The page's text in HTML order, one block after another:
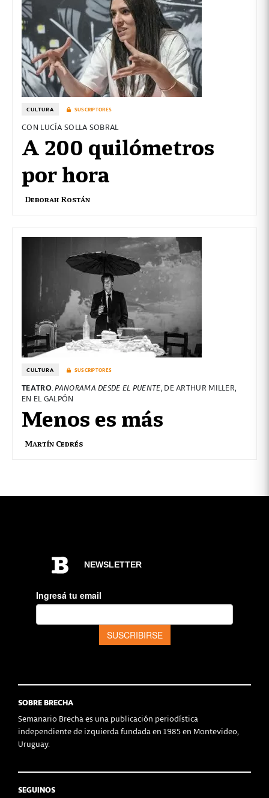
CULTURA SUSCRIPTORES
CON LUCÍA SOLLA SOBRAL
A 200 quilómetros
por hora
Deborah Rostán
CULTURA SUSCRIPTORES
TEATRO.PANORAMA DESDE EL PUENTE, DE ARTHUR MILLER,
EN EL GALPÓN
Menos es más
Martín Cedrés
SOBRE BRECHA
Semanario Brecha es una publicación periodística
independiente de izquierda fundada en 1985 en Montevideo,
Uruguay.
SEGUINOS